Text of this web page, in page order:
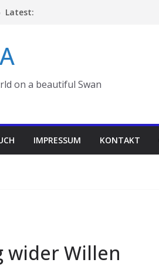
Latest:
on a beautiful Swan
IMPRESSUM KONTAKT
wider Willen